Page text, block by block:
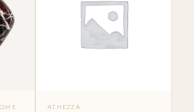
ATHEZZA